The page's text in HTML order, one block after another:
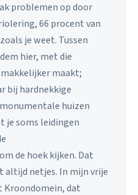
problemen op door
66 procent van
je weet. Tussen
hier, met die
maakt;
bij hardnekkige
huizen
je soms leidingen
de hoek kijken. Dat
altijd netjes. In mijn vrije
Kroondomein, dat